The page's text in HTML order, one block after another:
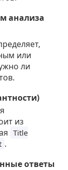
анализа
или
ли
из
Title
.
ответы